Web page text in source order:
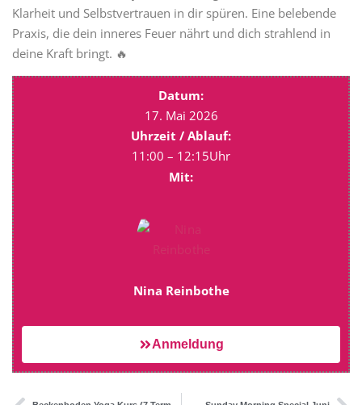
Klarheit und Selbstvertrauen in dir spüren. Eine belebende
Praxis, die dein inneres Feuer nährt und dich strahlend in
deine Kraft bringt. 🔥
Datum:
17. Mai 2026
Uhrzeit / Ablauf:
11:00 – 12:15Uhr
Mit:
Nina Reinbothe
Anmeldung